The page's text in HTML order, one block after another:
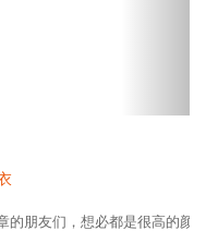
的朋友们，想必都是很高的颜